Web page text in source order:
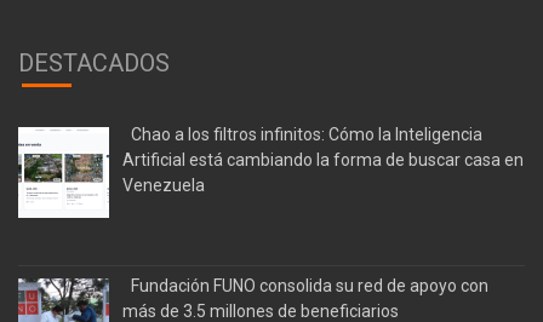
DESTACADOS
Chao a los filtros infinitos: Cómo la Inteligencia
Artificial está cambiando la forma de buscar casa en
Venezuela
Fundación FUNO consolida su red de apoyo con
más de 3.5 millones de beneficiarios